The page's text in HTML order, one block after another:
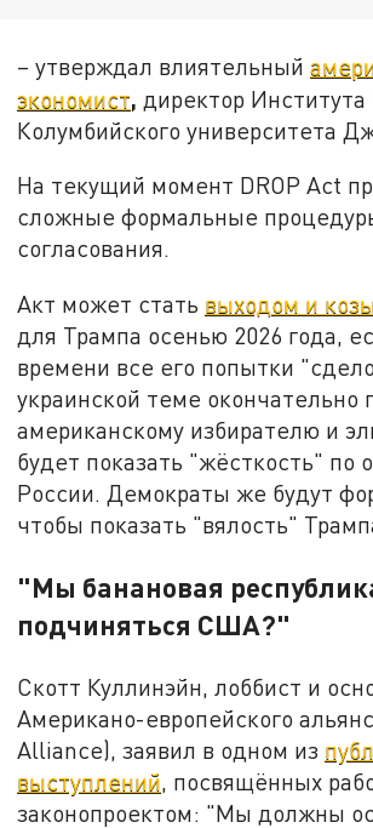
– утверждал влиятельный
экономист, директор
Колумбийского университета
На текущий момент DROP Act
сложные формальные
согласования.
Акт может стать выходом и
для Трампа осенью 2026 года,
времени все его попытки
украинской теме окончательно
американскому избирателю и
будет показать "жёсткость" по
России. Демократы же будут
чтобы показать "вялость"
"Мы банановая
подчиняться США?"
Скотт Куллинэйн, лоббист и
Американо-европейского
Alliance), заявил в одном из
выступлений, посвящённых
законопроектом: "Мы должны